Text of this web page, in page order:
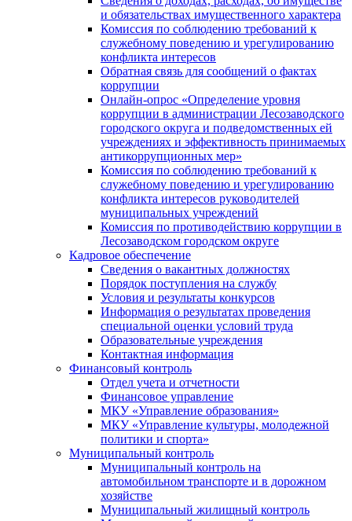
и обязательствах имущественного характера
Комиссия по соблюдению требований к
служебному поведению и урегулированию
конфликта интересов
Обратная связь для сообщений о фактах
коррупции
Онлайн-опрос «Определение уровня
коррупции в администрации Лесозаводского
городского округа и подведомственных ей
учреждениях и эффективность принимаемых
антикоррупционных мер»
Комиссия по соблюдению требований к
служебному поведению и урегулированию
конфликта интересов руководителей
муниципальных учреждений
Комиссия по противодействию коррупции в
Лесозаводском городском округе
Кадровое обеспечение
Сведения о вакантных должностях
Порядок поступления на службу
Условия и результаты конкурсов
Информация о результатах проведения
специальной оценки условий труда
Образовательные учреждения
Контактная информация
Финансовый контроль
Отдел учета и отчетности
Финансовое управление
МКУ «Управление образования»
МКУ «Управление культуры, молодежной
политики и спорта»
Муниципальный контроль
Муниципальный контроль на
автомобильном транспорте и в дорожном
хозяйстве
Муниципальный жилищный контроль